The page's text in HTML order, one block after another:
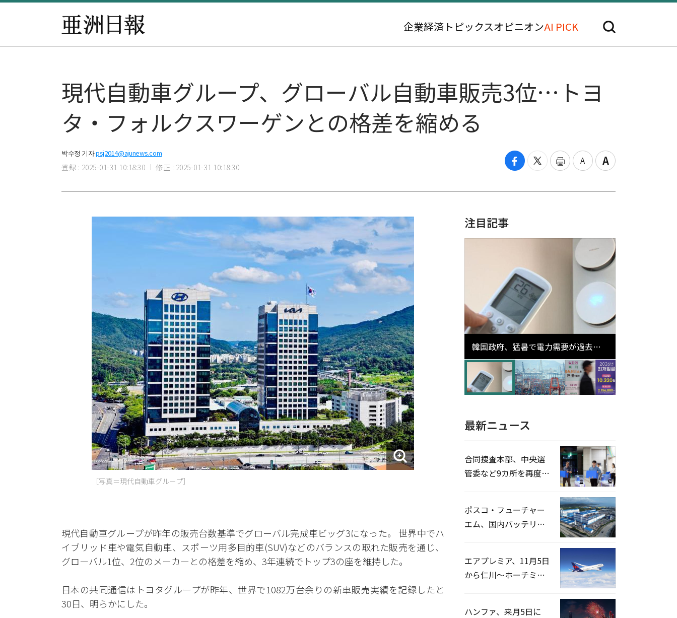
企業経済 トピックスオピニオンAI PICK
現代自動車グループ、グローバル自動車販売3位…トヨ
タ・フォルクスワーゲンとの格差を縮める
박수정 기자psj2014@ajunews.com
登録 : 2025-01-31 10:18:30 修正 : 2025-01-31 10:18:30
［写真＝現代自動車グループ］
現代自動車グループが昨年の販売台数基準でグローバル完成車ビッグ3になった。 世界中でハ
イブリッド車や電気自動車、スポーツ用多目的車(SUV)などのバランスの取れた販売を通じ、
グローバル1位、2位のメーカーとの格差を縮め、3年連続でトップ3の座を維持した。
日本の共同通信はトヨタグループが昨年、世界で1082万台余りの新車販売実績を記録したと
30日、明らかにした。
注目記事
韓国政府、猛暑で電力需要が過去最
高更新の可能性に需給対応体制を点
検
最新ニュース
合同捜査本部、中央選
管委など9カ所を再度家
ポスコ・フューチャー
エム、国内バッテリー
エアプレミア、11月5日
から仁川〜ホーチミン
ハンファ、来月5日に